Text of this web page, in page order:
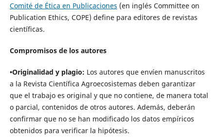
Comité de Ética en Publicaciones (en inglés Committee on
Publication Ethics, COPE) define para editores de revistas
científicas.
Compromisos de los autores
•Originalidad y plagio: Los autores que envíen manuscritos
a la Revista Científica Agroecosistemas deben garantizar
que el trabajo es original y que no contiene, de manera total
o parcial, contenidos de otros autores. Además, deberán
confirmar que no se han modificado los datos empíricos
obtenidos para verificar la hipótesis.